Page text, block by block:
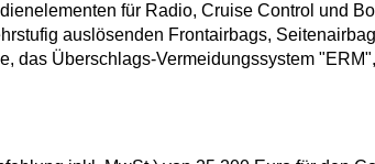
für Radio, Cruise Control und
auslösenden Frontairbags,
das Überschlags-Vermeidungssystem